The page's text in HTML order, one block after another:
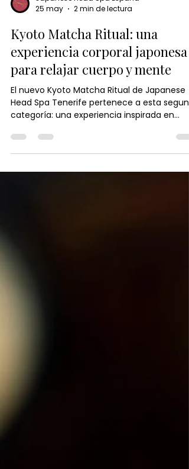
Japanese Head Spa España
25 may
2 min de lectura
Kyoto Matcha Ritual: una
experiencia corporal japonesa
para relajar cuerpo y mente
El nuevo Kyoto Matcha Ritual de Japanese
categoría: una experiencia inspirada en
Japón que va mucho más allá del masaje